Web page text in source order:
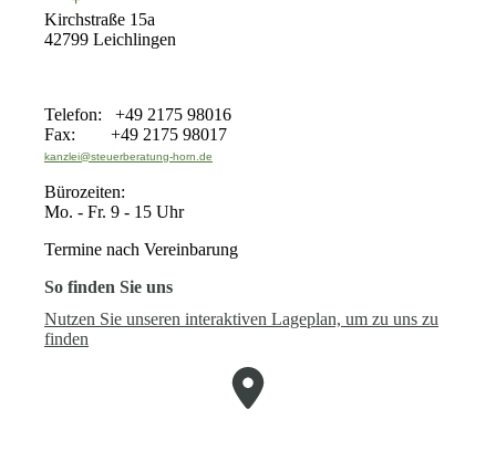
Kirchstraße 15a
42799 Leichlingen
Telefon: +49 2175 98016
Fax: +49 2175 98017
kanzlei@steuerberatung-horn.de
Bürozeiten:
Mo. - Fr. 9 - 15 Uhr
Termine nach Vereinbarung
So finden Sie uns
Nutzen Sie unseren interaktiven La­ge­plan, um zu uns zu
finden